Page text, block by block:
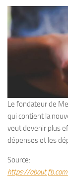
Le fondateur de
qui contient la
veut devenir plus
dépenses et les
Source:
https://